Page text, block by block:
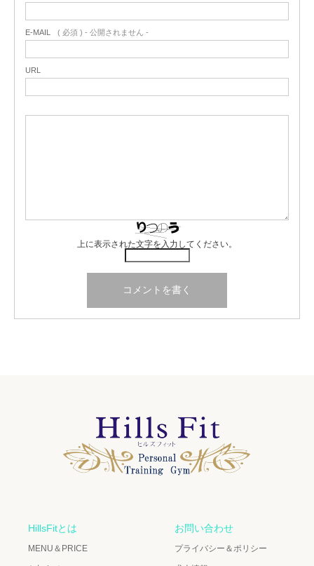
E-MAIL ( 必須 ) - 公開されません -
URL
上に表示された文字を入力してください。
HillsFitとは
MENU＆PRICE
お問い合わせ
プライバシー＆ポリシー